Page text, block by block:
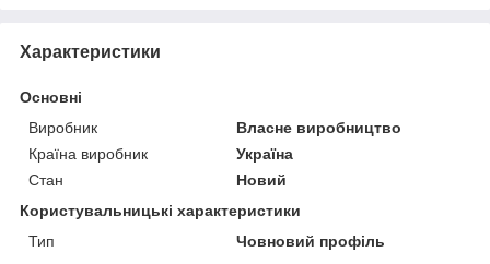
Характеристики
Основні
Виробник
Власне виробництво
Країна виробник
Україна
Стан
Новий
Користувальницькі характеристики
Тип
Човновий профіль